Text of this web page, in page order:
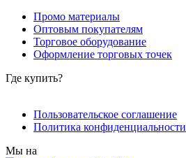
Промо материалы
Оптовым покупателям
Торговое оборудование
Оформление торговых точек
Где купить?
Пользовательское соглашение
Политика конфиденциальности
Мы на